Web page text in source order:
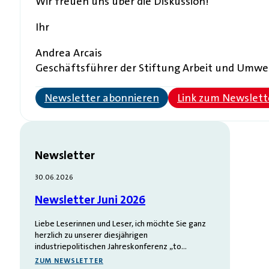
Ihr
Andrea Arcais
Geschäftsführer der Stiftung Arbeit und
Newsletter abonnieren Link zum
Newsletter
30.06.2026
Newsletter Juni 2026
Liebe Leserinnen und Leser, ich möchte Sie ganz
herzlich zu unserer diesjährigen
industriepolitischen Jahreskonferenz „to…
ZUM NEWSLETTER